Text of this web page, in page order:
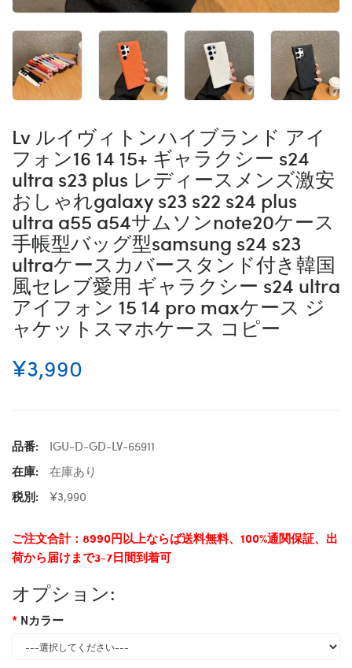
Lv ルイヴィトンハイブランド アイ
フォン16 14 15+ ギャラクシー s24
ultra s23 plus レディースメンズ激安
おしゃれgalaxy s23 s22 s24 plus
ultra a55 a54サムソンnote20ケース
手帳型バッグ型samsung s24 s23
ultraケースカバースタンド付き韓国
風セレブ愛用 ギャラクシー s24 ultra
アイフォン 15 14 pro maxケース ジ
ャケットスマホケース コピー
¥3,990
品番:
IGU-D-GD-LV-65911
在庫:
在庫あり
税別:
¥3,990
ご注文合計：8990円以上ならば送料無料、100%通関保証、出
荷から届けまで3-7日間到着可
オプション:
Nカラー